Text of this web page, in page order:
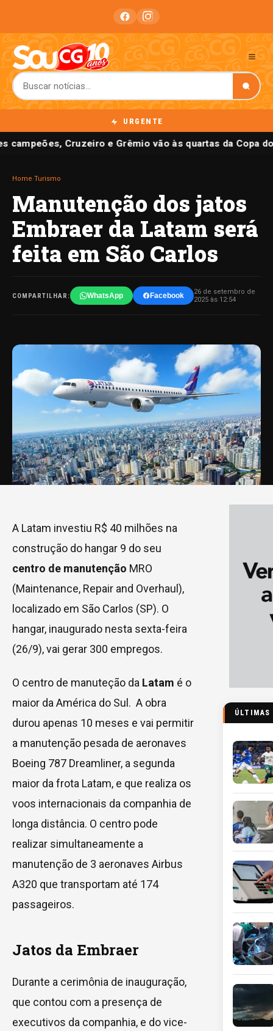
URGENTE
campeões, Cruzeiro e Grêmio vão às quartas da Copa
Home Turismo
Manutenção dos jatos
Embraer da Latam será
feita em São Carlos
COMPARTILHAR: WhatsApp Facebook
26 de setembro de
2025 às 12:54
A Latam investiu R$ 40 milhões na
construção do hangar 9 do seu
centro de manutenção MRO
(Maintenance, Repair and Overhaul),
localizado em São Carlos (SP). O
hangar, inaugurado nesta sexta-feira
(26/9), vai gerar 300 empregos.
O centro de manuteção da Latam é o
maior da América do Sul. A obra
durou apenas 10 meses e vai permitir
a manutenção pesada de aeronaves
Boeing 787 Dreamliner, a segunda
maior da frota Latam, e que realiza os
voos internacionais da companhia de
longa distância. O centro pode
realizar simultaneamente a
manutenção de 3 aeronaves Airbus
A320 que transportam até 174
passageiros.
Jatos da Embraer
Durante a cerimônia de inauguração,
que contou com a presença de
executivos da companhia, e do vice-